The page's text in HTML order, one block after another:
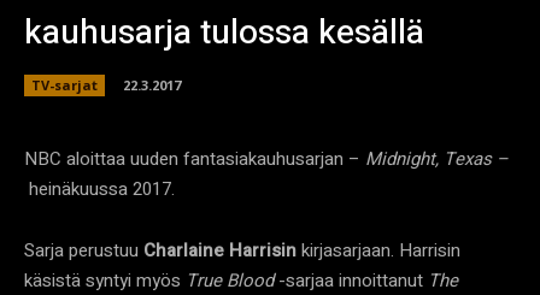
kauhusarja tulossa kesällä
TV-sarjat 22.3.2017
NBC aloittaa uuden fantasiakauhusarjan – Midnight, Texas –
heinäkuussa 2017.
Sarja perustuu Charlaine Harrisinkirjasarjaan. Harrisin
käsistä syntyi myös True Blood-sarjaa innoittanut The